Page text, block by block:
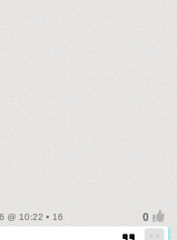
@ 10:22 • 16